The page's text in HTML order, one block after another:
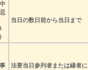
当日の数日前から当日まで
法要当日参列者または縁者に